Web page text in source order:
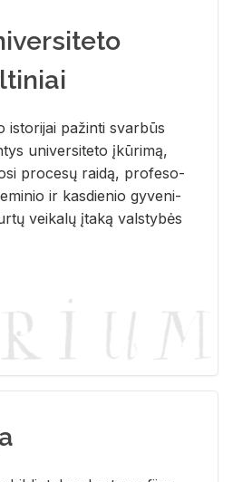
is­to­ri­jai pa­žin­ti svar­būs
uni­ver­si­te­to įkū­ri­mą,
pro­ce­sų rai­dą, pro­fe­so­
ir kas­die­nio gy­ve­ni­
vei­ka­lų įta­ką vals­ty­bės